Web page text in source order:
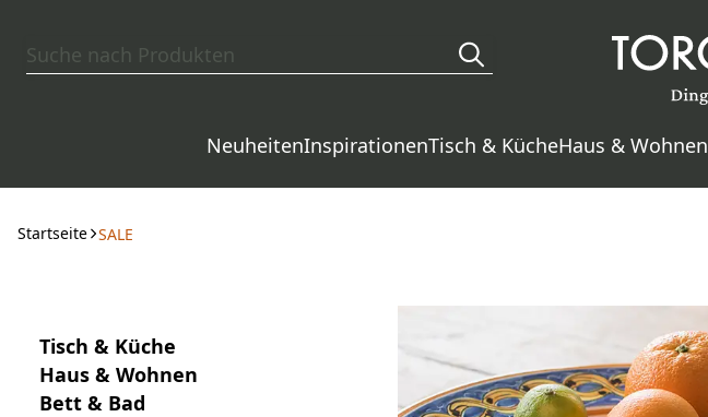
NeuheitenInspirationenTisch & KücheHaus & Wohnen
Startseite SALE
Tisch & Küche
Haus & Wohnen
Bett & Bad